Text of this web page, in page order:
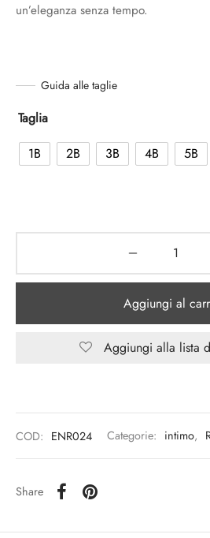
un’eleganza senza tempo.
Guida alle taglie
Taglia
1B
2B 3B 4B 5B
Aggiungi al
Aggiungi alla lista
COD: ENR024 Categorie: intimo,
Share